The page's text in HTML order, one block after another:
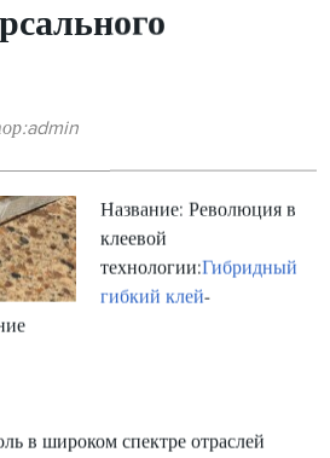
Название: Революция в
клеевой
технологии:Гибридный
гибкий клей-
в широком спектре отраслей